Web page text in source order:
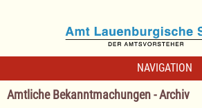
NAVIGATION
Amtliche Bekanntmachungen - Archiv